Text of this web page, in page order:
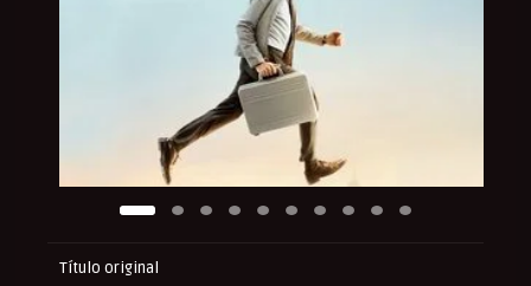
Título original